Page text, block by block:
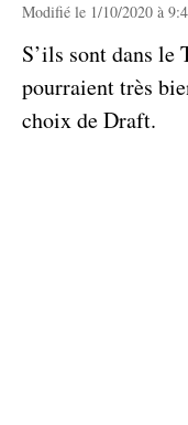
Modifié le 1/10/2020 à
S’ils sont dans le
pourraient très
choix de Draft.